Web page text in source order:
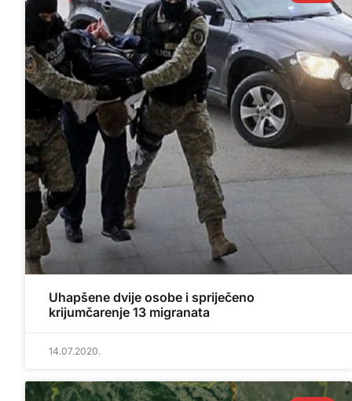
Uhapšene dvije osobe i spriječeno
krijumčarenje 13 migranata
14.07.2020.